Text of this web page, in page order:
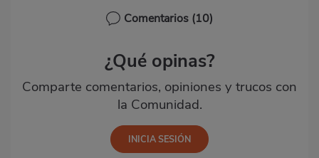
Comentarios (10)
¿Qué opinas?
Comparte comentarios, opiniones y trucos con
la Comunidad.